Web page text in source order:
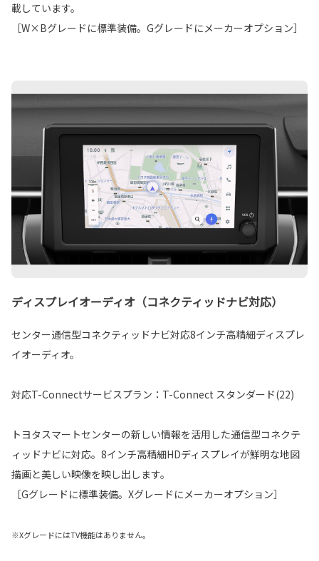
載しています。
［W×Bグレードに標準装備。Gグレードにメーカーオプション］
ディスプレイオーディオ（コネクティッドナビ対応）
センター通信型コネクティッドナビ対応8インチ高精細ディスプレ
イオーディオ。
対応T-Connectサービスプラン：T-Connect スタンダード(22)
トヨタスマートセンターの新しい情報を活用した通信型コネクテ
ィッドナビに対応。8インチ高精細HDディスプレイが鮮明な地図
描画と美しい映像を映し出します。
［Gグレードに標準装備。Xグレードにメーカーオプション］
※XグレードにはTV機能はありません。